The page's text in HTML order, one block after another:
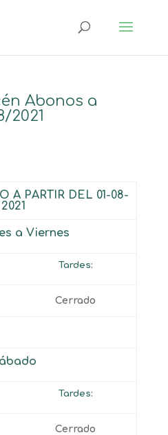
Abonos a
2021
A PARTIR DEL 01-08-
2021
a Viernes
Tardes:
Cerrado
Tardes:
Cerrado